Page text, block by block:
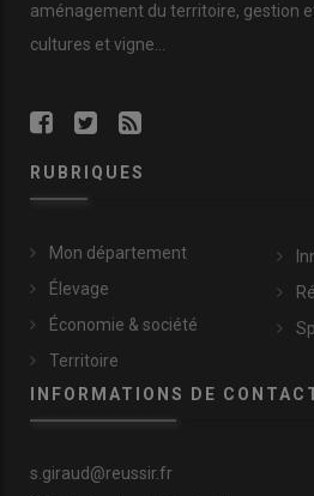
aménagement du territoire, gestion
cultures et vigne...
RUBRIQUES
Mon département
Élevage
Économie & société
Territoire
INFORMATIONS DE
s.giraud@reussir.fr